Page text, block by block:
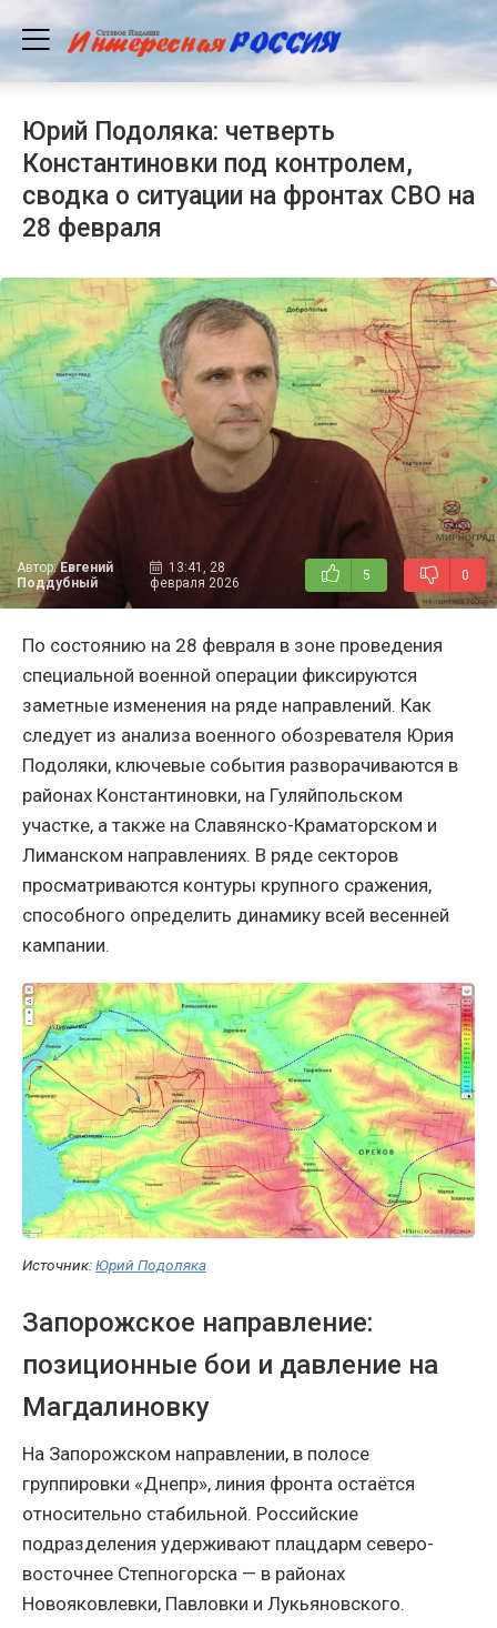
Юрий Подоляка: четверть
Константиновки под контролем,
сводка о ситуации на фронтах СВО на
28 февраля
Автор:Евгений
Поддубный
13:41, 28
февраля 2026
5 0
По состоянию на 28 февраля в зоне проведения
специальной военной операции фиксируются
заметные изменения на ряде направлений. Как
следует из анализа военного обозревателя Юрия
Подоляки, ключевые события разворачиваются в
районах Константиновки, на Гуляйпольском
участке, а также на Славянско-Краматорском и
Лиманском направлениях. В ряде секторов
просматриваются контуры крупного сражения,
способного определить динамику всей весенней
кампании.
Источник:Юрий Подоляка
Запорожское направление:
позиционные бои и давление на
Магдалиновку
На Запорожском направлении, в полосе
группировки «Днепр», линия фронта остаётся
относительно стабильной. Российские
подразделения удерживают плацдарм северо-
восточнее Степногорска — в районах
Новояковлевки, Павловки и Лукьяновского.